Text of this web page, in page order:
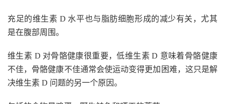
充足的维生素 D 水平也与脂肪细胞形成的减少有关，尤其
是在腹部周围。
维生素 D 对骨骼健康很重要，低维生素 D 意味着骨骼健康
不佳，骨骼健康不佳通常会使运动变得更加困难，这只是解
决维生素 D 问题的另一个原因。